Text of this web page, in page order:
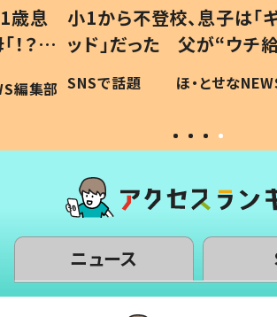
歳息
？」
編集部
小1から不登校、息子は「
ッド」だった 父が“ウチ
作り続ける理由とは #令
#令和の子
SNSで話題 ほ・とせな
ニュース